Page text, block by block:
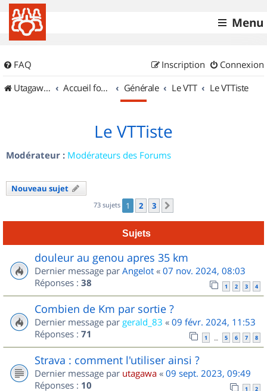
Menu
FAQ Connexion
Inscription
UtagawaVTT (Randos VTT et VTTAE avec traces GPS)
Accueil forum Générale Le VTT Le VTTiste
Le VTTiste
Modérateur : Modérateurs des Forums
Nouveau sujet
73 sujets 1 2 3
Sujets
douleur au genou apres 35 km
Dernier message par Angelot « 07 nov. 2024, 08:03
Réponses : 38 1 2 3 4
Combien de Km par sortie ?
Dernier message par gerald_83 « 09 févr. 2024, 11:53
Réponses : 71 1 … 5 6 7 8
Strava : comment l'utiliser ainsi ?
Dernier message par utagawa « 09 sept. 2023, 09:49
Réponses : 10 1 2